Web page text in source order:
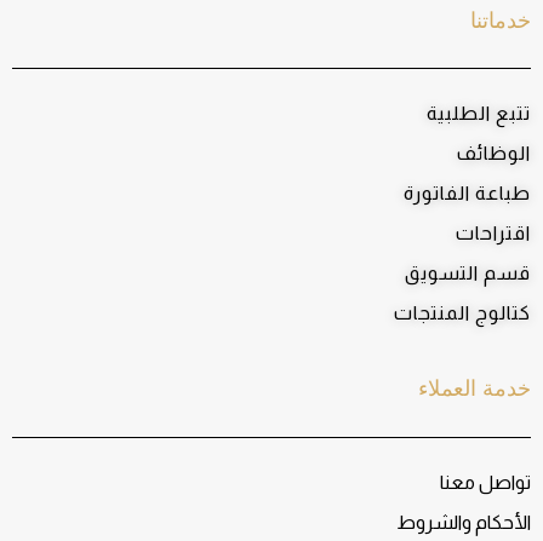
خدمة العملاء
تواصل معنا
الأحكام والشروط
خدماتنا
تتبع الطلبية
الوظائف
طباعة الفاتورة
اقتراحات
قسم التسويق
كتالوج المنتجات